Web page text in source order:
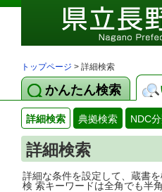
トップページ > 詳細検索
かんたん検索
詳細検索 典拠検索 NDC
詳細検索
詳細な条件を設定して、蔵書
検 索キーワードは全角でも半